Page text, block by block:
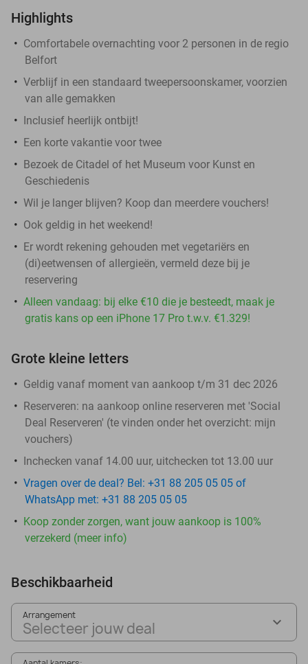
Highlights
Comfortabele overnachting voor 2 personen in de regio
Belfort
Verblijf in een standaard tweepersoonskamer, voorzien
van alle gemakken
Inclusief heerlijk ontbijt!
Een korte vakantie voor twee
Bezoek de Citadel of het Museum voor Kunst en
Geschiedenis
Wil je langer blijven? Koop dan meerdere vouchers!
Ook geldig in het weekend!
Er wordt rekening gehouden met vegetariërs en
(di)eetwensen of allergieën, vermeld deze bij je
reservering
Alleen vandaag: bij elke €10 die je besteedt, maak je
gratis kans op een iPhone 17 Pro t.w.v. €1.329!
Grote kleine letters
Geldig vanaf moment van aankoop t/m 31 dec 2026
Reserveren: na aankoop online reserveren met 'Social
Deal Reserveren' (te vinden onder het overzicht: mijn
vouchers)
Inchecken vanaf 14.00 uur, uitchecken tot 13.00 uur
Vragen over de deal? Bel: +31 88 205 05 05 of
WhatsApp met: +31 88 205 05 05
Koop zonder zorgen, want jouw aankoop is 100%
verzekerd (meer info)
Beschikbaarheid
Arrangement
Selecteer jouw deal